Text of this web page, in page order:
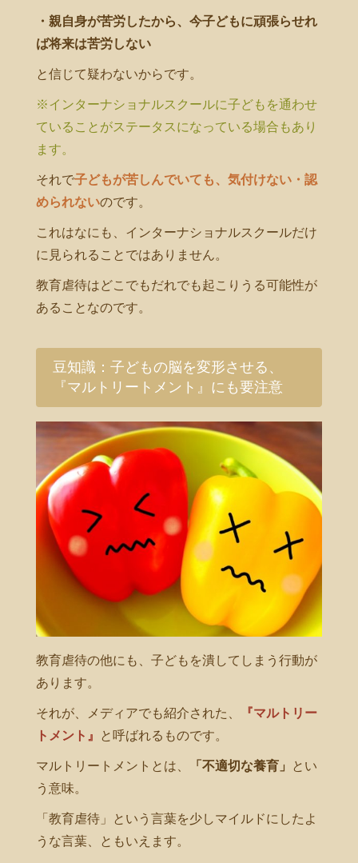
・親自身が苦労したから、今子どもに頑張らせれ
ば将来は苦労しない
と信じて疑わないからです。
※インターナショナルスクールに子どもを通わせ
ていることがステータスになっている場合もあり
ます。
それで子どもが苦しんでいても、気付けない・認
められないのです。
これはなにも、インターナショナルスクールだけ
に見られることではありません。
教育虐待はどこでもだれでも起こりうる可能性が
あることなのです。
豆知識：子どもの脳を変形させる、
『マルトリートメント』にも要注意
教育虐待の他にも、子どもを潰してしまう行動が
あります。
それが、メディアでも紹介された、
『マルトリー
トメント』
と呼ばれるものです。
マルトリートメントとは、 「不適切な養育」
とい
う意味。
「教育虐待」という言葉を少しマイルドにしたよ
うな言葉、ともいえます。